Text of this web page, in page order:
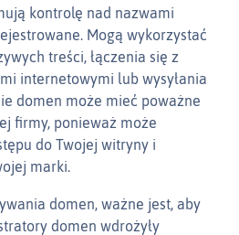
kontrolę nad nazwami
Mogą wykorzystać
treści, łączenia się z
internetowymi lub wysyłania
domen może mieć poważne
firmy, ponieważ może
do Twojej witryny i
marki.
domen, ważne jest, aby
domen wdrożyły